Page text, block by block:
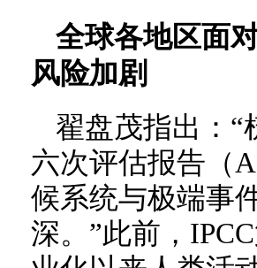
全球各地区面
风险加剧
翟盘茂指出：“
六次评估报告（
候系统与极端事
深。”此前，